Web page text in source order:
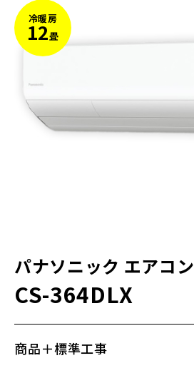
冷暖房
12畳
パナソニック エアコン
CS-364DLX
商品＋標準工事